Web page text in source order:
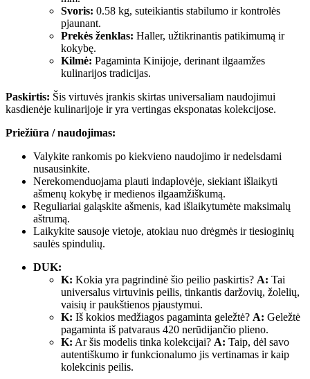
Svoris: 0.58 kg, suteikiantis stabilumo ir kontrolės
pjaunant.
Prekės ženklas: Haller, užtikrinantis patikimumą ir
kokybę.
Kilmė: Pagaminta Kinijoje, derinant ilgaamžes
kulinarijos tradicijas.
Paskirtis: Šis virtuvės įrankis skirtas universaliam naudojimui
kasdienėje kulinarijoje ir yra vertingas eksponatas kolekcijose.
Priežiūra / naudojimas:
Valykite rankomis po kiekvieno naudojimo ir nedelsdami
nusausinkite.
Nerekomenduojama plauti indaplovėje, siekiant išlaikyti
ašmenų kokybę ir medienos ilgaamžiškumą.
Reguliariai galąskite ašmenis, kad išlaikytumėte maksimalų
aštrumą.
Laikykite sausoje vietoje, atokiau nuo drėgmės ir tiesioginių
saulės spindulių.
DUK:
K: Kokia yra pagrindinė šio peilio paskirtis? A: Tai
universalus virtuvinis peilis, tinkantis daržovių, žolelių,
vaisių ir paukštienos pjaustymui.
K: Iš kokios medžiagos pagaminta geležtė? A: Geležtė
pagaminta iš patvaraus 420 nerūdijančio plieno.
K: Ar šis modelis tinka kolekcijai? A: Taip, dėl savo
autentiškumo ir funkcionalumo jis vertinamas ir kaip
kolekcinis peilis.